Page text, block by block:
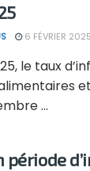
6 FÉVRIER 2025
le taux
...
période